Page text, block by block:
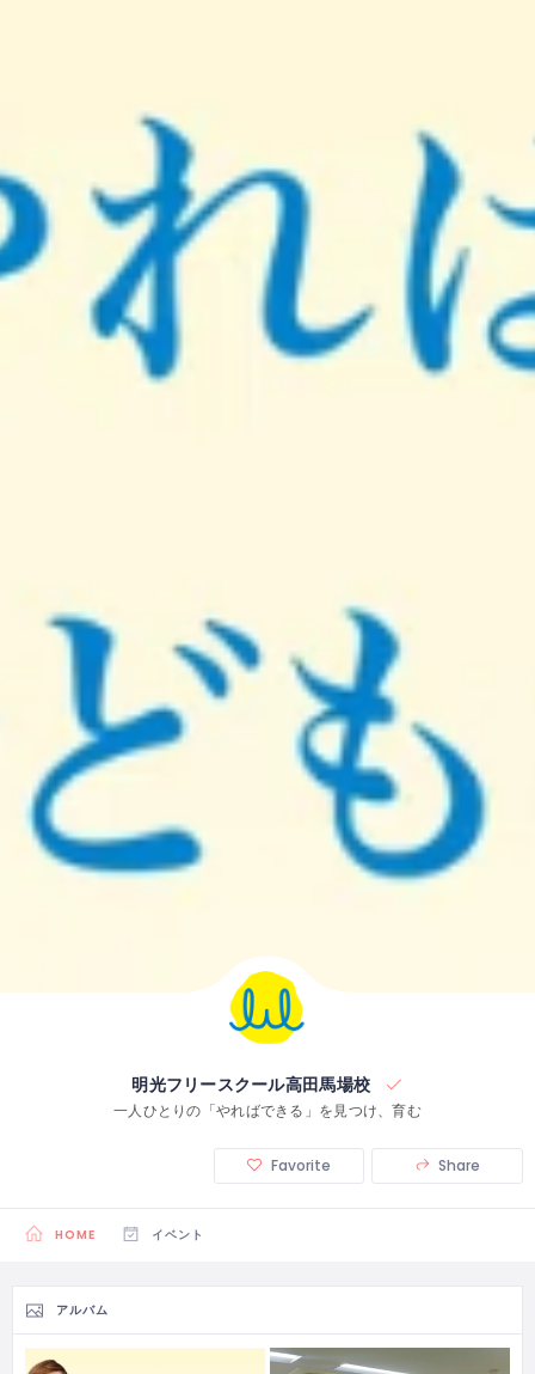
明光フリースクール高田馬場校
一人ひとりの「やればできる」を見つけ、育む
Favorite Share
HOME イベント
アルバム